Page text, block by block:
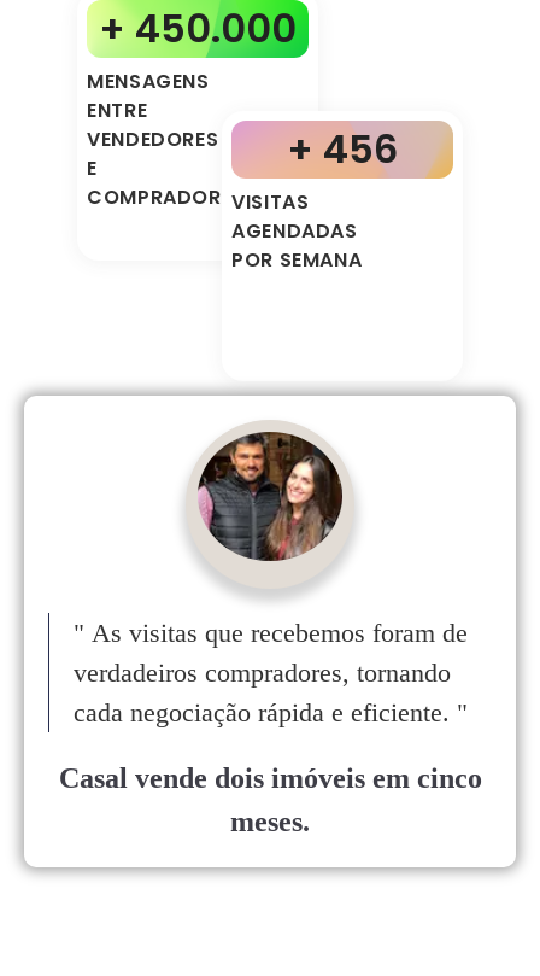
+ 450.000
MENSAGENS
ENTRE
VENDEDORES
E
COMPRADORES
+ 456
VISITAS
AGENDADAS
POR SEMANA
Casal vende dois imóveis em cinco
meses.
" As visitas que recebemos foram de
verdadeiros compradores, tornando
cada negociação rápida e eficiente. "